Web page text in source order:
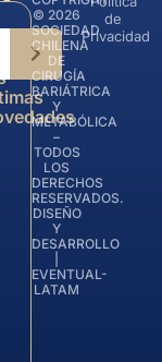
© 2026
SOCIEDAD
CHILENA
DE
CIRUGÍA
BARIÁTRICA
Y
METABÓLICA
–
TODOS
LOS
DERECHOS
RESERVADOS.
DISEÑO
Y
DESARROLLO
EVENTUAL-
LATAM
de
Privacidad